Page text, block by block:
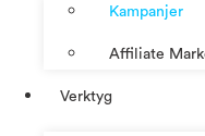
Kampanjer
Affiliate
Verktyg